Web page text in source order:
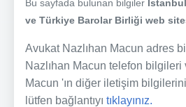
Bu sayfada bulunan bilgiler
ve Türkiye Barolar Birliği web
Avukat Nazlıhan Macun adres
Nazlıhan Macun telefon bilgileri
Macun 'ın diğer iletişim
lütfen bağlantıyı tıklayınız.